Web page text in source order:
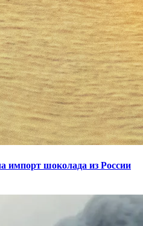
импорт шоколада из России